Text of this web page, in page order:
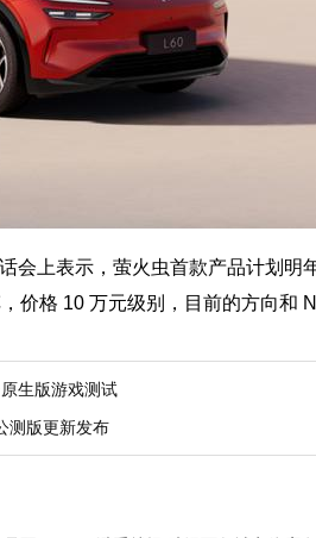
会上表示，萤火虫首款产品计划 明
价格 10 万元级别 ，目前的方向和
生版游戏测试
测版更新发布